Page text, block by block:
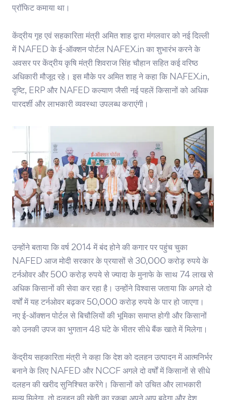
प्रॉफिट कमाया था।
केंद्रीय गृह एवं सहकारिता मंत्री अमित शाह द्वारा मंगलवार को नई दिल्ली
में NAFED के ई-ऑक्शन पोर्टल NAFEX.in का शुभारंभ करने के
अवसर पर केंद्रीय कृषि मंत्री शिवराज सिंह चौहान सहित कई वरिष्ठ
अधिकारी मौजूद रहे। इस मौके पर अमित शाह ने कहा कि NAFEX.in,
दृष्टि, ERP और NAFED कल्याण जैसी नई पहलें किसानों को अधिक
पारदर्शी और लाभकारी व्यवस्था उपलब्ध कराएंगी।
उन्होंने बताया कि वर्ष 2014 में बंद होने की कगार पर पहुंच चुका
NAFED आज मोदी सरकार के प्रयासों से 30,000 करोड़ रुपये के
टर्नओवर और 500 करोड़ रुपये से ज्यादा के मुनाफे के साथ 74 लाख से
अधिक किसानों की सेवा कर रहा है। उन्होंने विश्वास जताया कि अगले दो
वर्षों में यह टर्नओवर बढ़कर 50,000 करोड़ रुपये के पार हो जाएगा।
नए ई-ऑक्शन पोर्टल से बिचौलियों की भूमिका समाप्त होगी और किसानों
को उनकी उपज का भुगतान 48 घंटे के भीतर सीधे बैंक खाते में मिलेगा।
केंद्रीय सहकारिता मंत्री ने कहा कि देश को दलहन उत्पादन में आत्मनिर्भर
बनाने के लिए NAFED और NCCF अगले दो वर्षों में किसानों से सीधे
दलहन की खरीद सुनिश्चित करेंगे। किसानों को उचित और लाभकारी